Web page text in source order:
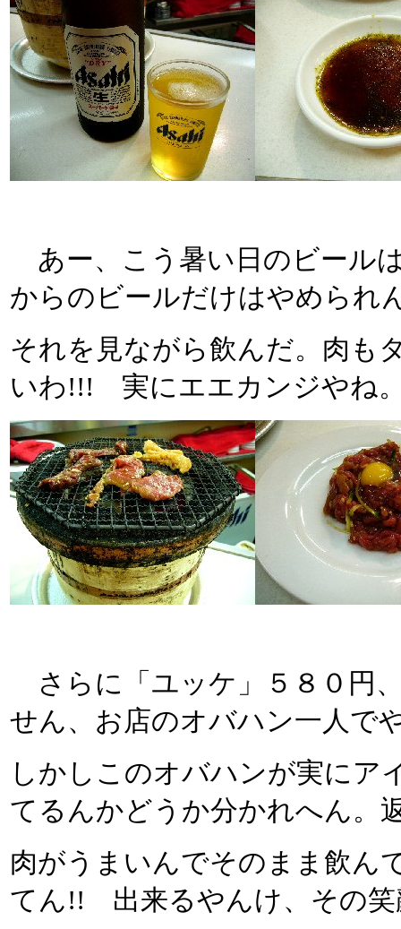
あー、こう暑い日のビール
からのビールだけはやめられ
それを見ながら飲んだ。肉も
いわ!!! 実にエエカンジやね
さらに「ユッケ」５８０円
せん、お店のオバハン一人で
しかしこのオバハンが実にア
てるんかどうか分かれへん。
肉がうまいんでそのまま飲ん
てん!! 出来るやんけ、その